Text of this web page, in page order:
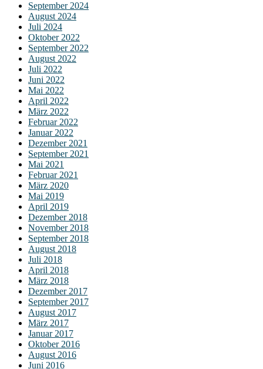
September 2024
August 2024
Juli 2024
Oktober 2022
September 2022
August 2022
Juli 2022
Juni 2022
Mai 2022
April 2022
März 2022
Februar 2022
Januar 2022
Dezember 2021
September 2021
Mai 2021
Februar 2021
März 2020
Mai 2019
April 2019
Dezember 2018
November 2018
September 2018
August 2018
Juli 2018
April 2018
März 2018
Dezember 2017
September 2017
August 2017
März 2017
Januar 2017
Oktober 2016
August 2016
Juni 2016